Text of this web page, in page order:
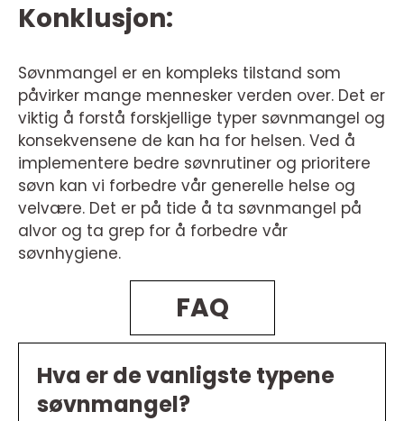
Konklusjon:
Søvnmangel er en kompleks tilstand som
påvirker mange mennesker verden over. Det er
viktig å forstå forskjellige typer søvnmangel og
konsekvensene de kan ha for helsen. Ved å
implementere bedre søvnrutiner og prioritere
søvn kan vi forbedre vår generelle helse og
velvære. Det er på tide å ta søvnmangel på
alvor og ta grep for å forbedre vår
søvnhygiene.
FAQ
Hva er de vanligste typene
søvnmangel?